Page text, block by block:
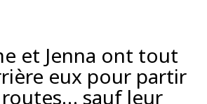
et Jenna ont tout
eux pour partir
routes… sauf leur